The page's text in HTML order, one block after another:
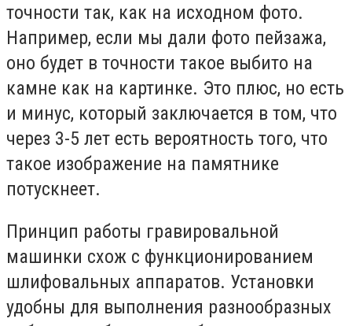
точности так, как на исходном фото.
Например, если мы дали фото пейзажа,
оно будет в точности такое выбито на
камне как на картинке. Это плюс, но есть
и минус, который заключается в том, что
через 3-5 лет есть вероятность того, что
такое изображение на памятнике
потускнеет.
Принцип работы гравировальной
машинки схож с функционированием
шлифовальных аппаратов. Установки
удобны для выполнения разнообразных